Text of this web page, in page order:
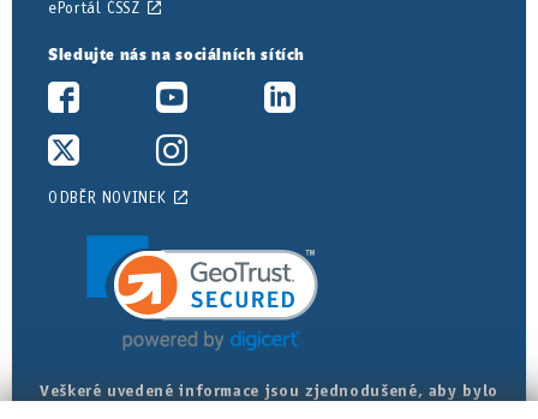
ePortál ČSSZ
Sledujte nás na sociálních sítích
ODBĚR NOVINEK
Veškeré uvedené informace jsou zjednodušené, aby bylo